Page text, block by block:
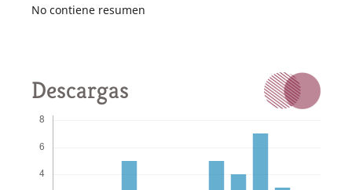
No contiene resumen
Descargas